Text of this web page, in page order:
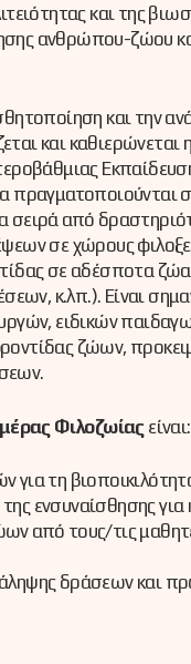
και της
ανθρώπου-ζώου
και την
και καθιερώνεται
σειρά από
σε χώρους
σε αδέσποτα
κ.λπ.). Είναι
ειδικών
ζώων,
Φιλοζωίας είναι:
τη
της ενσυναίσθησης
από τους/τις
δράσεων και